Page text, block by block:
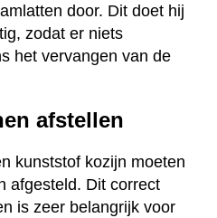
door. Dit doet hij
zodat er niets
het vervangen van de
afstellen
kunststof kozijn moeten
afgesteld. Dit correct
is zeer belangrijk voor